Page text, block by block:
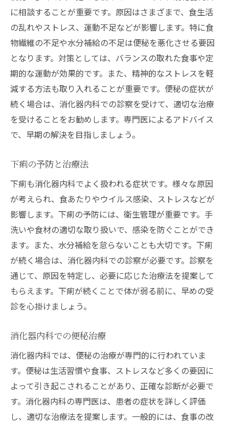
に相談することが重要です。原因はさまざまで、食生活
の乱れやストレス、運動不足などが影響します。特に食
物繊維の不足や水分補給の不足は便秘を悪化させる要因
となります。対策としては、バランスの取れた食事や定
期的な運動が効果的です。また、精神的なストレスを軽
減する方法も取り入れることが重要です。便秘の症状が
続く場合は、消化器内科での診察を受けて、適切な治療
を受けることをお勧めします。専門医によるアドバイス
で、早期の解決を目指しましょう。
下痢の予防と治療法
下痢も消化器内科でよく扱われる症状です。様々な原因
が考えられ、食あたりやウイルス感染、ストレスなどが
影響します。下痢の予防には、衛生管理が重要です。手
洗いや食材の適切な取り扱いで、感染を防ぐことができ
ます。また、水分補給を怠らないことも大切です。下痢
が続く場合は、消化器内科での診察が必要です。診察を
通じて、原因を特定し、必要に応じた治療法を提案して
もらえます。下痢が続くことで体が弱る前に、早めの受
診を心掛けましょう。
消化器内科での便秘治療
消化器内科では、便秘の治療が専門的に行われていま
す。便秘は生活習慣や食事、ストレスなど多くの要因に
よって引き起こされることがあり、正確な診断が必要で
す。消化器内科の専門医は、患者の症状を詳しく評価
し、適切な治療法を提案します。一般的には、食事の改